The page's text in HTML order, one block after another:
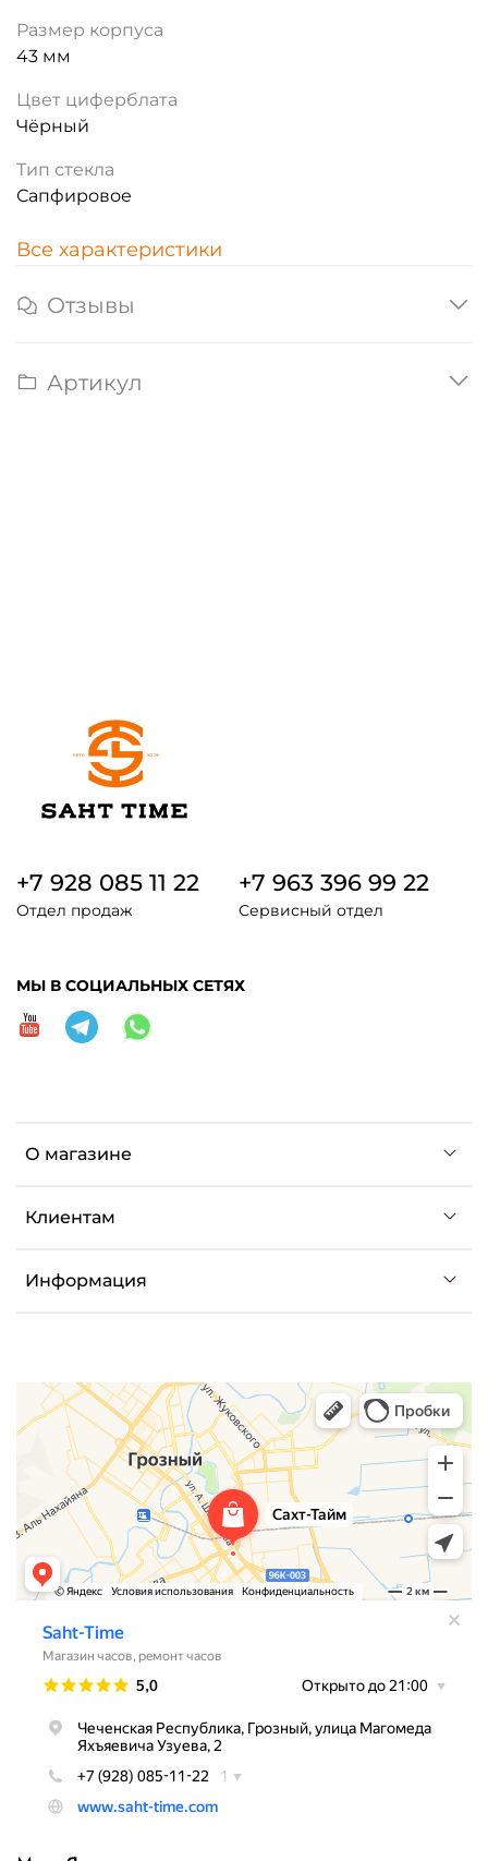
Размер корпуса
43 мм
Цвет циферблата
Чёрный
Тип стекла
Сапфировое
Все характеристики
Отзывы
Артикул
О магазине
Клиентам
Информация
+7 928 085 11 22
Отдел продаж
+7 963 396 99 22
Сервисный отдел
МЫ В СОЦИАЛЬНЫХ СЕТЯХ